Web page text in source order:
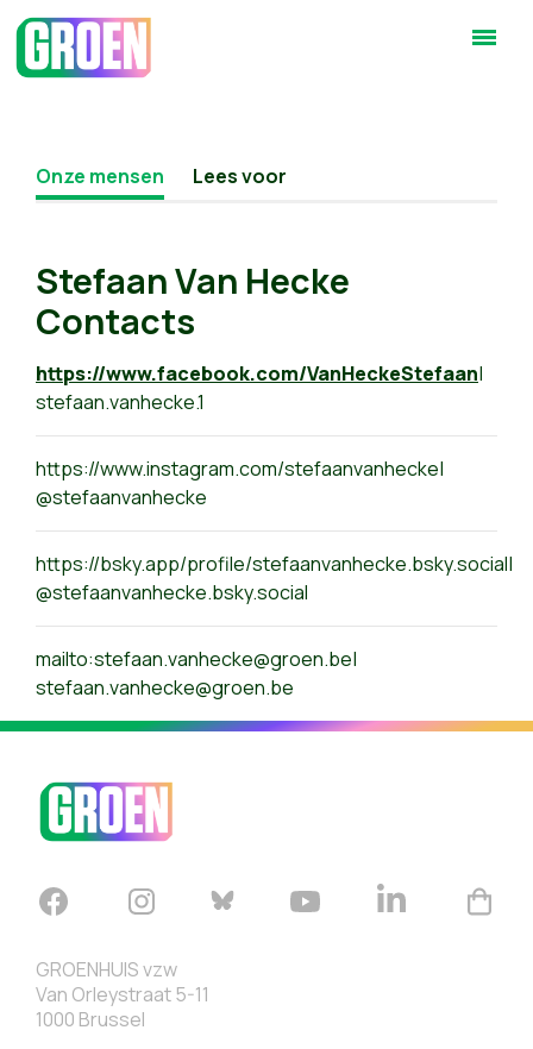
Onze mensen Lees voor
Stefaan Van Hecke
Contacts
https://www.facebook.com/VanHeckeStefaan|
stefaan.vanhecke.1
https://www.instagram.com/stefaanvanhecke|
@stefaanvanhecke
https://bsky.app/profile/stefaanvanhecke.bsky.social|
@stefaanvanhecke.bsky.social
mailto:stefaan.vanhecke@groen.be|
stefaan.vanhecke@groen.be
GROENHUIS vzw
Van Orleystraat 5-11
1000 Brussel